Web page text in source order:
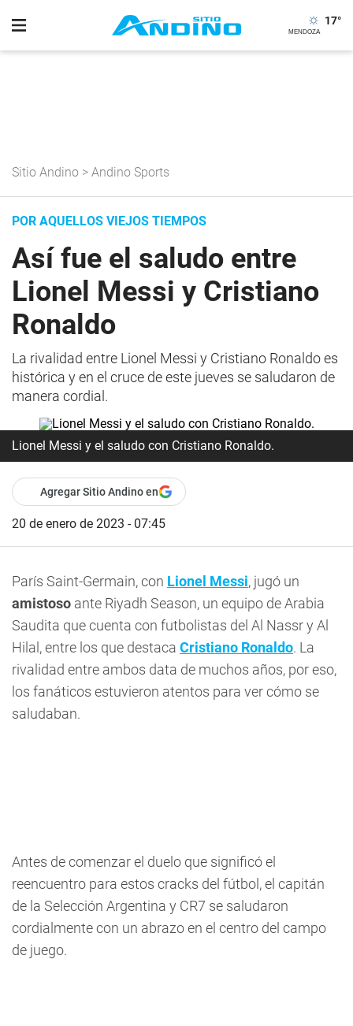
17°
Sitio Andino > Andino Sports
POR AQUELLOS VIEJOS TIEMPOS
Así fue el saludo entre
Lionel Messi y Cristiano
Ronaldo
La rivalidad entre Lionel Messi y Cristiano Ronaldo es
histórica y en el cruce de este jueves se saludaron de
manera cordial.
Lionel Messi y el saludo con Cristiano Ronaldo.
Agregar Sitio Andino en
20 de enero de 2023 - 07:45
París Saint-Germain, con Lionel Messi, jugó un
amistoso ante Riyadh Season, un equipo de Arabia
Saudita que cuenta con futbolistas del Al Nassr y Al
Hilal, entre los que destaca Cristiano Ronaldo. La
rivalidad entre ambos data de muchos años, por eso,
los fanáticos estuvieron atentos para ver cómo se
saludaban.
Antes de comenzar el duelo que significó el
reencuentro para estos cracks del fútbol, el capitán
de la Selección Argentina y CR7 se saludaron
cordialmente con un abrazo en el centro del campo
de juego.